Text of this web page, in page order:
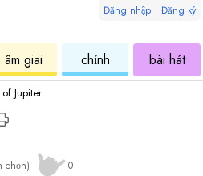
Đăng nhập | Đăng ký
âm giai
ukulele
chỉnh
ukulele
bài hát
Jupiter
chọn) 0